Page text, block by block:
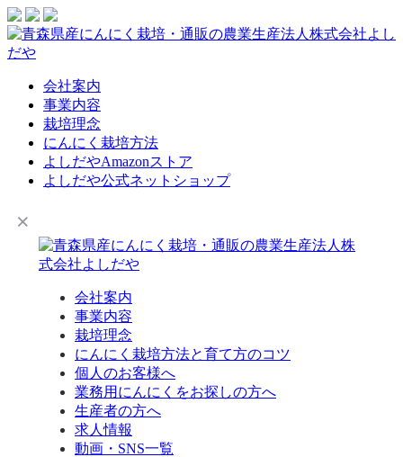
会社案内
事業内容
栽培理念
にんにく栽培方法
よしだやAmazonストア
よしだや公式ネットショップ
会社案内
事業内容
栽培理念
にんにく栽培方法と育て方のコツ
個人のお客様へ
業務用にんにくをお探しの方へ
生産者の方へ
求人情報
動画・SNS一覧